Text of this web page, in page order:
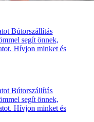
Bútorszállítás
segít önnek,
Hívjon minket és
Bútorszállítás
segít önnek,
Hívjon minket és